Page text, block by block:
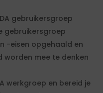
gebruikersgroep
gebruikersgroep
-eisen opgehaald en
worden mee te denken
werkgroep en bereid je